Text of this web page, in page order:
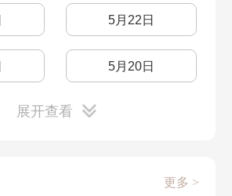
5月22日
5月20日
展开查看
更多 >